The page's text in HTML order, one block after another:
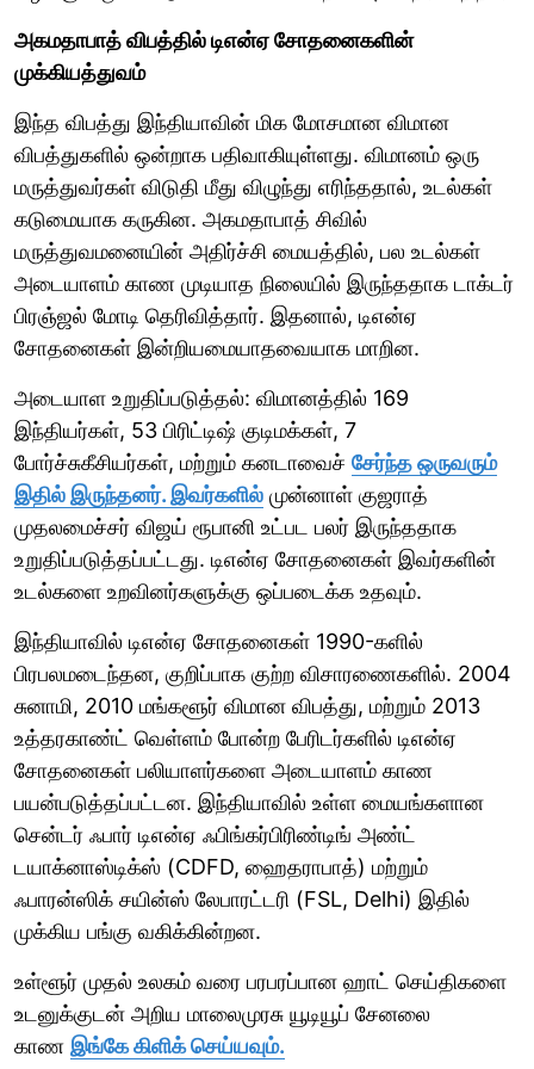
அகமதாபாத் விபத்தில் டிஎன்ஏ சோதனைகளின்
முக்கியத்துவம்
இந்த விபத்து இந்தியாவின் மிக மோசமான விமான
விபத்துகளில் ஒன்றாக பதிவாகியுள்ளது. விமானம் ஒரு
மருத்துவர்கள் விடுதி மீது விழுந்து எரிந்ததால், உடல்கள்
கடுமையாக கருகின. அகமதாபாத் சிவில்
மருத்துவமனையின் அதிர்ச்சி மையத்தில், பல உடல்கள்
அடையாளம் காண முடியாத நிலையில் இருந்ததாக டாக்டர்
பிரஞ்ஜல் மோடி தெரிவித்தார். இதனால், டிஎன்ஏ
சோதனைகள் இன்றியமையாதவையாக மாறின.
அடையாள உறுதிப்படுத்தல்: விமானத்தில் 169
இந்தியர்கள், 53 பிரிட்டிஷ் குடிமக்கள், 7
போர்ச்சுகீசியர்கள், மற்றும் கனடாவைச் சேர்ந்த ஒருவரும்
இதில் இருந்தனர். இவர்களில் முன்னாள் குஜராத்
முதலமைச்சர் விஜய் ரூபானி உட்பட பலர் இருந்ததாக
உறுதிப்படுத்தப்பட்டது. டிஎன்ஏ சோதனைகள் இவர்களின்
உடல்களை உறவினர்களுக்கு ஒப்படைக்க உதவும்.
இந்தியாவில் டிஎன்ஏ சோதனைகள் 1990-களில்
பிரபலமடைந்தன, குறிப்பாக குற்ற விசாரணைகளில். 2004
சுனாமி, 2010 மங்களூர் விமான விபத்து, மற்றும் 2013
உத்தரகாண்ட் வெள்ளம் போன்ற பேரிடர்களில் டிஎன்ஏ
சோதனைகள் பலியாளர்களை அடையாளம் காண
பயன்படுத்தப்பட்டன. இந்தியாவில் உள்ள மையங்களான
சென்டர் ஃபார் டிஎன்ஏ ஃபிங்கர்பிரிண்டிங் அண்ட்
டயாக்னாஸ்டிக்ஸ் (CDFD, ஹைதராபாத்) மற்றும்
ஃபாரன்ஸிக் சயின்ஸ் லேபாரட்டரி (FSL, Delhi) இதில்
முக்கிய பங்கு வகிக்கின்றன.
உள்ளூர் முதல் உலகம் வரை பரபரப்பான ஹாட் செய்திகளை
உடனுக்குடன் அறிய மாலைமுரசு யூடியூப் சேனலை
காண இங்கே கிளிக் செய்யவும்.